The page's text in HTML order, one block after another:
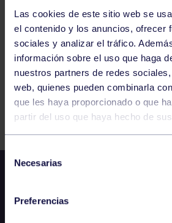
Las cookies de este sitio web se
el contenido y los anuncios, ofrecer
sociales y analizar el tráfico.
información sobre el uso que haga
nuestros partners de redes
web, quienes pueden combinarla
que les haya proporcionado o que
partir del uso que haya hecho de
Selección
Necesarias
Preferencias